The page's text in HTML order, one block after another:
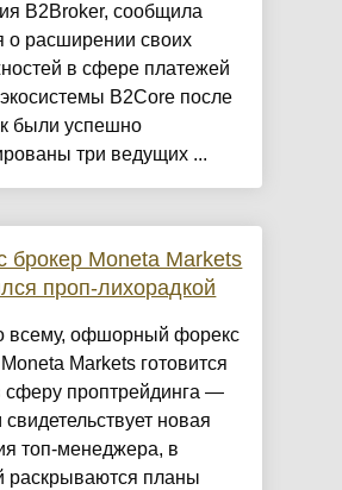
B2Broker, сообщила
о расширении своих
в сфере платежей
B2Core после
были успешно
три ведущих ...
брокер Moneta Markets
проп-лихорадкой
всему, офшорный форекс
Markets готовится
сферу проптрейдинга —
свидетельствует новая
топ-менеджера, в
раскрываются планы